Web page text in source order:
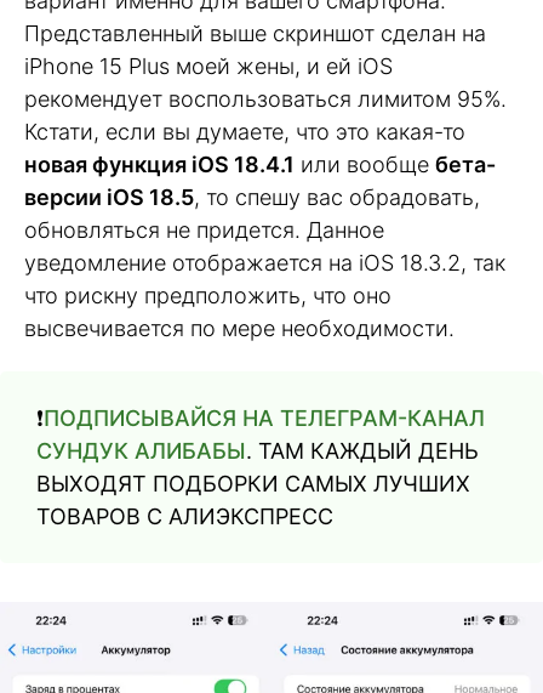
Представленный выше скриншот сделан на
iPhone 15 Plus моей жены, и ей iOS
рекомендует воспользоваться лимитом 95%.
Кстати, если вы думаете, что это какая-то
новая функция iOS 18.4.1 или вообще бета-
версии iOS 18.5, то спешу вас обрадовать,
обновляться не придется. Данное
уведомление отображается на iOS 18.3.2, так
что рискну предположить, что оно
высвечивается по мере необходимости.
❗️ПОДПИСЫВАЙСЯ НА ТЕЛЕГРАМ-КАНАЛ
СУНДУК АЛИБАБЫ. ТАМ КАЖДЫЙ ДЕНЬ
ВЫХОДЯТ ПОДБОРКИ САМЫХ ЛУЧШИХ
ТОВАРОВ С АЛИЭКСПРЕСС